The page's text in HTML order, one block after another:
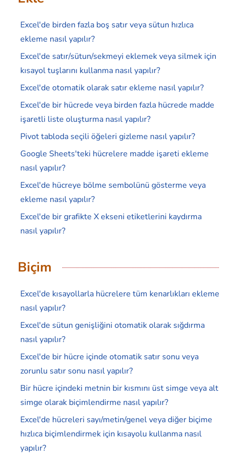
Excel'de birden fazla boş satır veya sütun hızlıca
ekleme nasıl yapılır?
Excel'de satır/sütun/sekmeyi eklemek veya silmek için
kısayol tuşlarını kullanma nasıl yapılır?
Excel'de otomatik olarak satır ekleme nasıl yapılır?
Excel'de bir hücrede veya birden fazla hücrede madde
işaretli liste oluşturma nasıl yapılır?
Pivot tabloda seçili öğeleri gizleme nasıl yapılır?
Google Sheets'teki hücrelere madde işareti ekleme
nasıl yapılır?
Excel'de hücreye bölme sembolünü gösterme veya
ekleme nasıl yapılır?
Excel'de bir grafikte X ekseni etiketlerini kaydırma
nasıl yapılır?
Biçim
Excel'de kısayollarla hücrelere tüm kenarlıkları ekleme
nasıl yapılır?
Excel'de sütun genişliğini otomatik olarak sığdırma
nasıl yapılır?
Excel'de bir hücre içinde otomatik satır sonu veya
zorunlu satır sonu nasıl yapılır?
Bir hücre içindeki metnin bir kısmını üst simge veya alt
simge olarak biçimlendirme nasıl yapılır?
Excel'de hücreleri sayı/metin/genel veya diğer biçime
hızlıca biçimlendirmek için kısayolu kullanma nasıl
yapılır?